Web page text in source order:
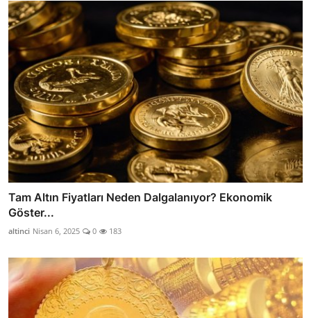
Tam Altın Fiyatları Neden Dalgalanıyor? Ekonomik
Göster...
altinci Nisan 6, 2025 0 183